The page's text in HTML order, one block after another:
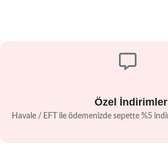
Özel İndirimler
Havale / EFT ile ödemenizde sepette %5